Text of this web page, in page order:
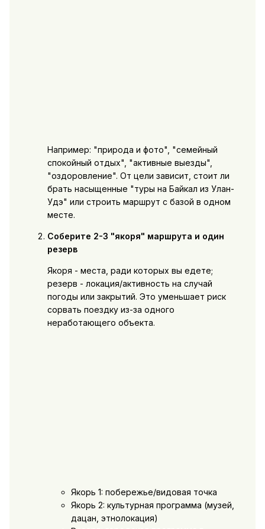
Например: "природа и фото", "семейный
спокойный отдых", "активные выезды",
"оздоровление". От цели зависит, стоит ли
брать насыщенные "туры на Байкал из Улан-
Удэ" или строить маршрут с базой в одном
месте.
Соберите 2-3 "якоря" маршрута и один
резерв
Якоря - места, ради которых вы едете;
резерв - локация/активность на случай
погоды или закрытий. Это уменьшает риск
сорвать поездку из-за одного
неработающего объекта.
Якорь 1: побережье/видовая точка
Якорь 2: культурная программа (музей,
дацан, этнолокация)